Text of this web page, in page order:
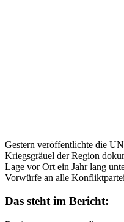
Gestern veröffentlichte die
Kriegsgräuel der Region
Lage vor Ort ein Jahr lang
Vorwürfe an alle
Das steht im Bericht: